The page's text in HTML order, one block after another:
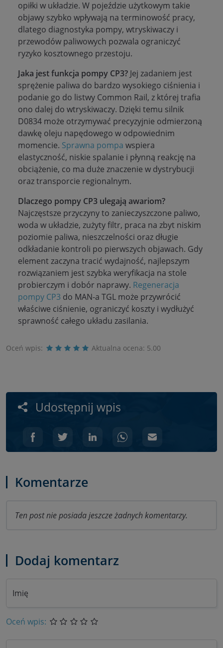
opiłki w układzie. W pojeździe użytkowym takie
objawy szybko wpływają na terminowość pracy,
dlatego diagnostyka pompy, wtryskiwaczy i
przewodów paliwowych pozwala ograniczyć
ryzyko kosztownego przestoju.
Jaka jest funkcja pompy CP3? Jej zadaniem jest
sprężenie paliwa do bardzo wysokiego ciśnienia i
podanie go do listwy Common Rail, z której trafia
ono dalej do wtryskiwaczy. Dzięki temu silnik
D0834 może otrzymywać precyzyjnie odmierzoną
dawkę oleju napędowego w odpowiednim
momencie. Sprawna pompa wspiera
elastyczność, niskie spalanie i płynną reakcję na
obciążenie, co ma duże znaczenie w dystrybucji
oraz transporcie regionalnym.
Dlaczego pompy CP3 ulegają awariom?
Najczęstsze przyczyny to zanieczyszczone paliwo,
woda w układzie, zużyty filtr, praca na zbyt niskim
poziomie paliwa, nieszczelności oraz długie
odkładanie kontroli po pierwszych objawach. Gdy
element zaczyna tracić wydajność, najlepszym
rozwiązaniem jest szybka weryfikacja na stole
probierczym i dobór naprawy. Regeneracja
pompy CP3 do MAN-a TGL może przywrócić
właściwe ciśnienie, ograniczyć koszty i wydłużyć
sprawność całego układu zasilania.
Oceń wpis: Aktualna ocena: 5.00
Udostępnij wpis
Komentarze
Ten post nie posiada jeszcze żadnych komentarzy.
Dodaj komentarz
Imię
Oceń wpis: